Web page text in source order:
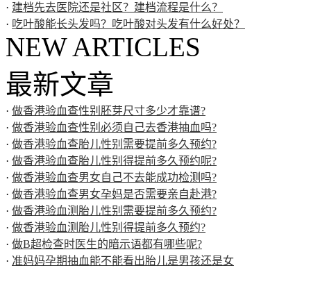
· 建档先去医院还是社区？建档流程是什么？
· 吃叶酸能长头发吗？吃叶酸对头发有什么好处？
NEW ARTICLES
最新文章
· 做香港验血查性别胚芽尺寸多少才靠谱?
· 做香港验血查性别必须自己去香港抽血吗?
· 做香港验血查胎儿性别需要提前多久预约?
· 做香港验血查胎儿性别得提前多久预约呢?
· 做香港验血查男女自己不去能成功检测吗?
· 做香港验血查男女孕妈是否需要亲自赴港?
· 做香港验血测胎儿性别需要提前多久预约?
· 做香港验血测胎儿性别得提前多久预约?
· 做B超检查时医生的暗示语都有哪些呢?
· 准妈妈孕期抽血能不能看出胎儿是男孩还是女